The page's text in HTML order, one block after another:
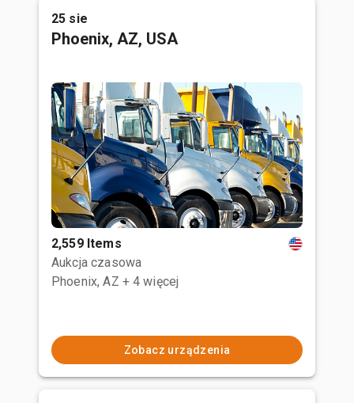
25 sie
Phoenix, AZ, USA
2,559 Items
Aukcja czasowa
Phoenix, AZ + 4 więcej
Zobacz urządzenia